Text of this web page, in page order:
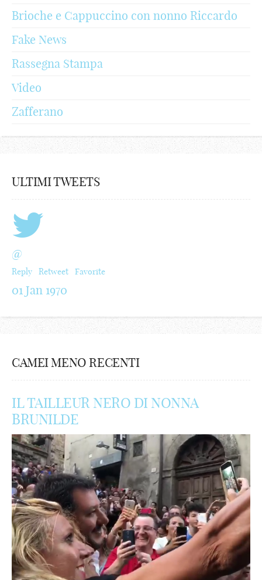
Brioche e Cappuccino con nonno Riccardo
Fake News
Rassegna Stampa
Video
Zafferano
ULTIMI TWEETS
@
Reply Retweet Favorite
01 Jan 1970
CAMEI MENO RECENTI
IL TAILLEUR NERO DI NONNA
BRUNILDE